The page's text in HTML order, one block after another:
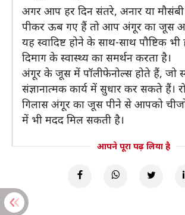
अगर आप हर दिन संतरे, अनार या
पीकर ऊब गए हैं तो आप अंगूर का जूस
यह स्वादिष्ट होने के साथ-साथ पौष्टिक
दिमाग के स्वास्थ्य का समर्थन करता है।
अंगूर के जूस में पॉलीफेनोल्स होते हैं, जो
संज्ञानात्मक कार्य में सुधार कर सकते हैं।
गिलास अंगूर का जूस पीने से आपको
में भी मदद मिल सकती है।
आपने पूरा पढ़ लिया है